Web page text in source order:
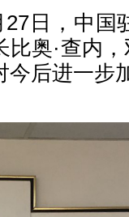
日，中国
比奥·查内
今后进一步